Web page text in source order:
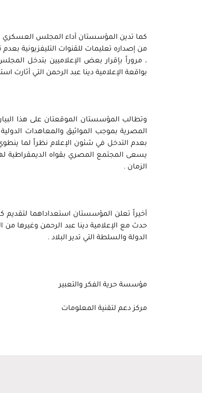
كما تدين المؤسستان أداء المجلس العسكري
من إصداره تعليمات للقنوات التليفزيونية
، مروراً بإقرار بعض الإعلاميين بتدخل
بواقعة الإعلامية دينا عبد الرحمن التي أثارت
وتطالب المؤسستان الموقعتان على هذا
المصرية بموجب المواثيق والمعاهدات
بعدم التدخل في شئون الإعلام نظراً لما
يسعى المجتمع المصري بقواه الديمقراطية
الزمان .
أخيراً تعلن المؤسستان استعداداهما لتقديم
حدث مع الإعلامية دينا عبد الرحمن وغيرها من
الدولة والسلطة التي تدير البلاد .
مؤسسة حرية الفكر والتعبير
مركز دعم لتقنية المعلومات